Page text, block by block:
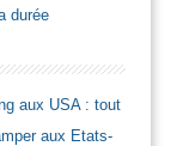
durée
aux USA : tout
aux Etats-